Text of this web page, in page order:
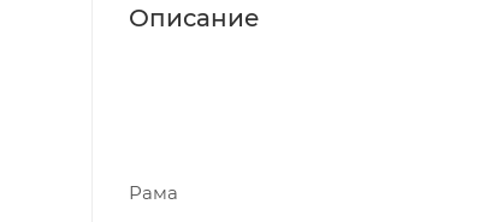
Описание
Рама